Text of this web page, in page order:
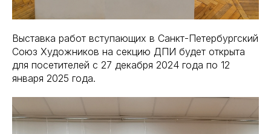
Выставка работ вступающих в Санкт-Петербургский
Союз Художников на секцию ДПИ будет открыта
для посетителей c 27 декабря 2024 года по 12
января 2025 года.